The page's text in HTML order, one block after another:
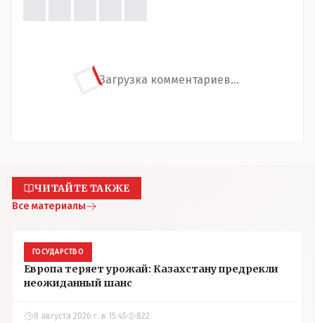
Загрузка комментариев...
ЧИТАЙТЕ ТАКЖЕ
Все материалы
ГОСУДАРСТВО
Европа теряет урожай: Казахстану предрекли
неожиданный шанс
8 августа 2026 г. в 15:45 822